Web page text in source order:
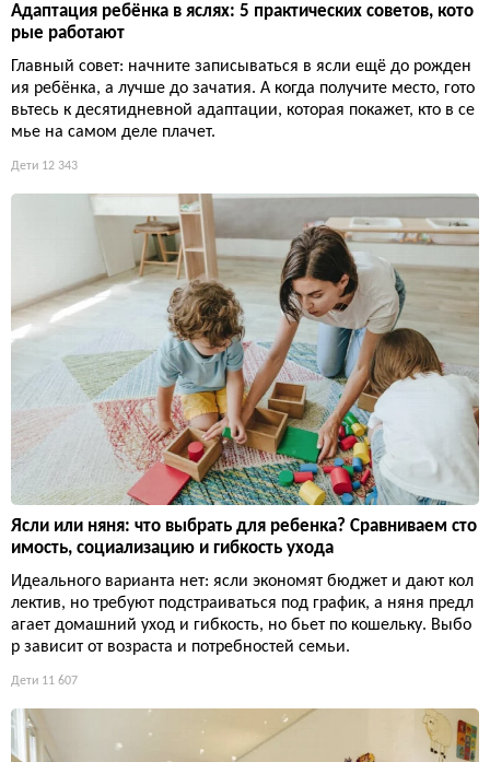
Адаптация ребёнка в яслях: 5 практических советов, кото
рые работают
Главный совет: начните записываться в ясли ещё до рожден
ия ребёнка, а лучше до зачатия. А когда получите место, гото
вьтесь к десятидневной адаптации, которая покажет, кто в се
мье на самом деле плачет.
Дети 12 343
Ясли или няня: что выбрать для ребенка? Сравниваем сто
имость, социализацию и гибкость ухода
Идеального варианта нет: ясли экономят бюджет и дают кол
лектив, но требуют подстраиваться под график, а няня предл
агает домашний уход и гибкость, но бьет по кошельку. Выбо
р зависит от возраста и потребностей семьи.
Дети 11 607